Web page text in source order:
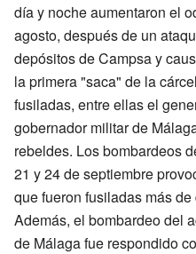
día y noche aumentaron el
agosto, después de un
depósitos de Campsa y
la primera "saca" de la
fusiladas, entre ellas el
gobernador militar de
rebeldes. Los bombardeos
21 y 24 de septiembre
que fueron fusiladas más
Además, el bombardeo del
de Málaga fue respondido